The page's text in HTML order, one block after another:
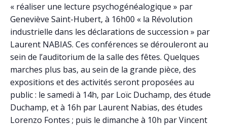
« réaliser une lecture psychogénéalogique » par
Geneviève Saint-Hubert, à 16h00 « la Révolution
industrielle dans les déclarations de succession » par
Laurent NABIAS. Ces conférences se dérouleront au
sein de l’auditorium de la salle des fêtes. Quelques
marches plus bas, au sein de la grande pièce, des
expositions et des activités seront proposées au
public : le samedi à 14h, par Loïc Duchamp, des étude
Duchamp, et à 16h par Laurent Nabias, des études
Lorenzo Fontes ; puis le dimanche à 10h par Vincent